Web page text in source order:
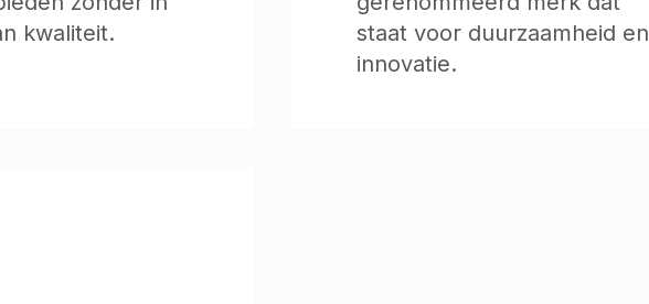
kwaliteit.
staat voor duurzaamheid en
innovatie.